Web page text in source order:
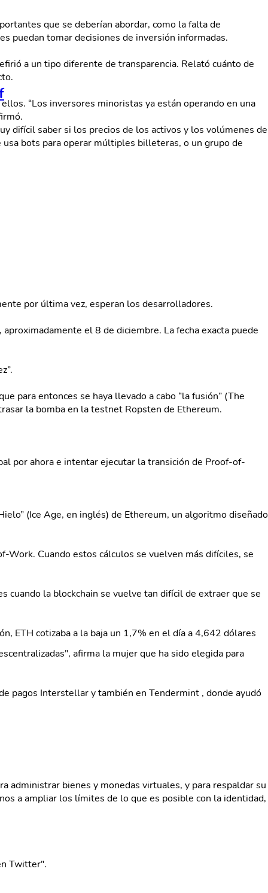
que se deberían abordar, como la falta de
puedan tomar decisiones de inversión informadas.
a un tipo diferente de transparencia. Relató cuánto de
“Los inversores minoristas ya están operando en una
difícil saber si los precios de los activos y los volúmenes de
bots para operar múltiples billeteras, o un grupo de
por última vez, esperan los desarrolladores.
el 8 de diciembre. La fecha exacta puede
para entonces se haya llevado a cabo “la fusión” (The
la bomba en la testnet Ropsten de Ethereum.
por ahora e intentar ejecutar la transición de Proof-of-
(Ice Age, en inglés) de Ethereum, un algoritmo diseñado
Cuando estos cálculos se vuelven más difíciles, se
cuando la blockchain se vuelve tan difícil de extraer que se
ETH cotizaba a la baja un 1,7% en el día a 4,642 dólares
afirma la mujer que ha sido elegida para
pagos Interstellar y también en Tendermint , donde ayudó
administrar bienes y monedas virtuales, y para respaldar su
a ampliar los límites de lo que es posible con la identidad,
Twitter".